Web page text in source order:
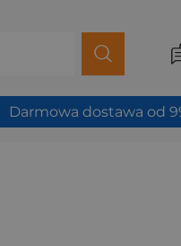
Darmowa dostawa od